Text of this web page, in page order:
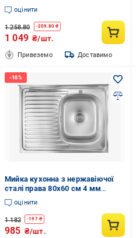
оцінити
1 258.80 -209.80 ₴
1 049 ₴/шт.
Привеземо Доставимо
Мийка кухонна з нержавіючої
сталі права 80x60 см 4 мм
(30631924)
оцінити
1 182 -197₴
985 ₴/шт.